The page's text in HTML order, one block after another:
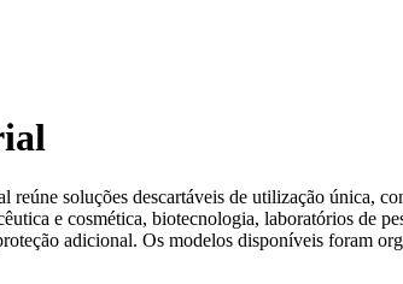
soluções descartáveis de utilização única,
e cosmética, biotecnologia, laboratórios de
adicional. Os modelos disponíveis foram